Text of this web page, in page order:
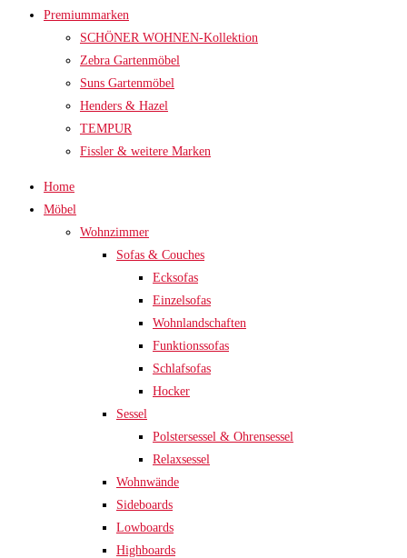
Premiummarken
SCHÖNER WOHNEN-Kollektion
Zebra Gartenmöbel
Suns Gartenmöbel
Henders & Hazel
TEMPUR
Fissler & weitere Marken
Home
Möbel
Wohnzimmer
Sofas & Couches
Ecksofas
Einzelsofas
Wohnlandschaften
Funktionssofas
Schlafsofas
Hocker
Sessel
Polstersessel & Ohrensessel
Relaxsessel
Wohnwände
Sideboards
Lowboards
Highboards